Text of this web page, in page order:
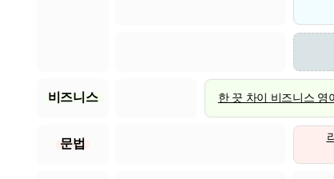
비즈니스 한 끗 차이 비즈니스 영
문법